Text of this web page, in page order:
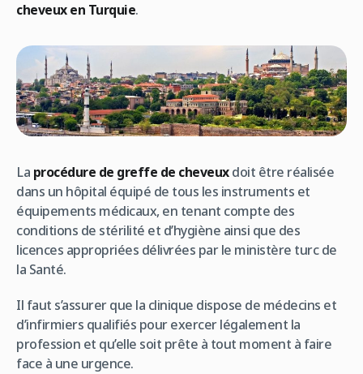
cheveux en Turquie.
La procédure de greffe de cheveuxdoit être réalisée
dans un hôpital équipé de tous les instruments et
équipements médicaux, en tenant compte des
conditions de stérilité et d’hygiène ainsi que des
licences appropriées délivrées par le ministère turc de
la Santé.
Il faut s’assurer que la clinique dispose de médecins et
d’infirmiers qualifiés pour exercer légalement la
profession et qu’elle soit prête à tout moment à faire
face à une urgence.